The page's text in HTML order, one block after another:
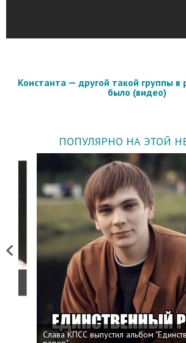
Константа — другой такой группы в
было (видео)
ПОПУЛЯРНО НА ЭТОЙ
Previous
Слава КПСС выпустил альбом